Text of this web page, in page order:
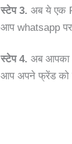
स्टेप 3. अब ये एक
आप whatsapp
स्टेप 4. अब आपका
आप अपने फ्रेंड को